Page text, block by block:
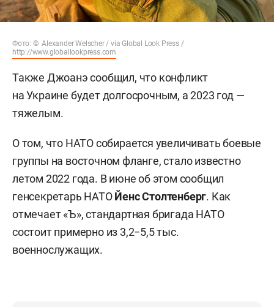
Фото: © Alexander Welscher / via Global Look Press /
http://www.globallookpress.com
Также Джоанэ сообщил, что конфликт
на Украине будет долгосрочным, а 2023 год —
тяжелым.
О том, что НАТО собирается увеличивать боевые
группы на восточном фланге, стало известно
летом 2022 года. В июне об этом сообщил
генсекретарь НАТОЙенс Столтенберг. Как
отмечает «Ъ», стандартная бригада НАТО
состоит примерно из 3,2−5,5 тыс.
военнослужащих.